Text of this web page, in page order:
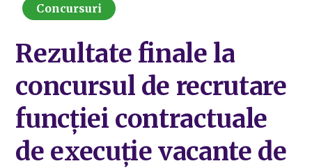
Concursuri
Rezultate finale la
concursul de recrutare
funcției contractuale
de execuție vacante de